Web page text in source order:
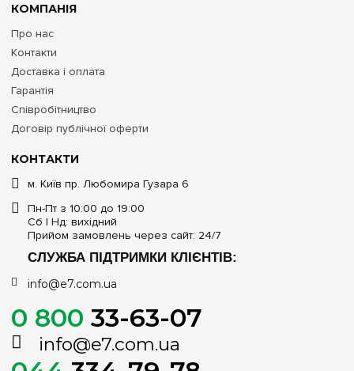
КОНТАКТИ
м. Київ пр. Любомира Гузара 6
Пн-Пт з 10:00 до 19:00
Сб | Нд: вихідний
Прийом замовлень через сайт: 24/7
СЛУЖБА ПІДТРИМКИ КЛІЄНТІВ:
info@e7.com.ua
0 800 33-63-07
info@e7.com.ua
КОМПАНІЯ
Про нас
Контакти
Доставка і оплата
Гарантія
Співробітництво
Договір публічної оферти